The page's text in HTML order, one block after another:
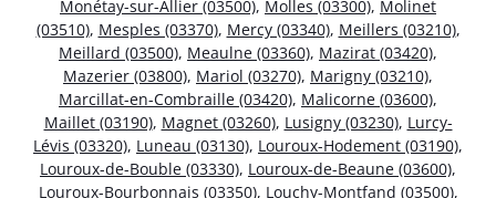
Monétay-sur-Allier (03500), Molles (03300), Molinet
(03510), Mesples (03370), Mercy (03340), Meillers (03210),
Meillard (03500), Meaulne (03360), Mazirat (03420),
Mazerier (03800), Mariol (03270), Marigny (03210),
Marcillat-en-Combraille (03420), Malicorne (03600),
Maillet (03190), Magnet (03260), Lusigny (03230), Lurcy-
Lévis (03320), Luneau (03130), Louroux-Hodement (03190),
Louroux-de-Bouble (03330), Louroux-de-Beaune (03600),
Louroux-Bourbonnais (03350), Louchy-Montfand (03500),